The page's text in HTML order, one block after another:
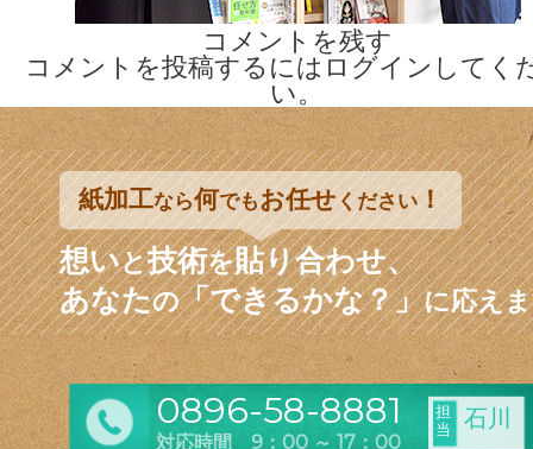
コメントを残す
コメントを投稿するには ログイン してく
い。
紙加工なら何でもお任せください！
想いと技術を貼り合わせ、
あなたの「できるかな？」に応え
0896-58-8881
対応時間 9：00 ～ 17：00
担
当
石川